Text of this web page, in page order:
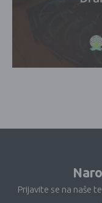
Prijavite se na naše